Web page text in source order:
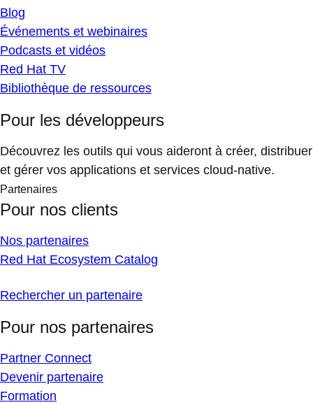
Blog
Événements et webinaires
Podcasts et vidéos
Red Hat TV
Bibliothèque de ressources
Pour les développeurs
Découvrez les outils qui vous aideront à créer, distribuer
et gérer vos applications et services cloud-native.
Partenaires
Pour nos clients
Nos partenaires
Red Hat Ecosystem Catalog
Rechercher un partenaire
Pour nos partenaires
Partner Connect
Devenir partenaire
Formation